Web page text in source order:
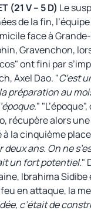
(21 V – 5 D) Le
de la fin,
face à
Gravenchon,
ont fini par
Axel Dao. "C’est
préparation au
."
récupère alors
à la cinquième
ans. On ne
un fort potentiel."
Ibrahima
en attaque, la
c’était de